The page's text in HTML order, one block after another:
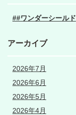
#ワンダーシールド
アーカイブ
2026年7月
2026年6月
2026年5月
2026年4月